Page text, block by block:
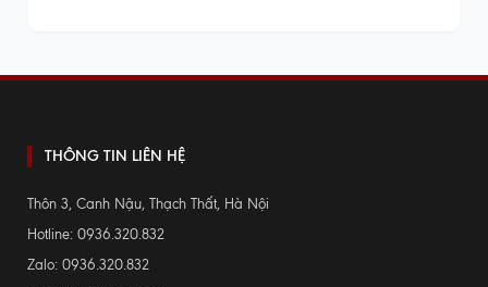
THÔNG TIN LIÊN HỆ
Thôn 3, Canh Nậu, Thạch Thất, Hà Nội
Hotline: 0936.320.832
Zalo: 0936.320.832